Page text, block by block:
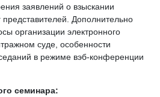
заявлений о взыскании
представителей. Дополнительно
организации электронного
суде, особенности
в режиме вэб-конференции
семинара: